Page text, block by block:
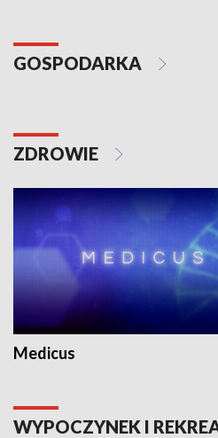
GOSPODARKA
ZDROWIE
Medicus
WYPOCZYNEK I